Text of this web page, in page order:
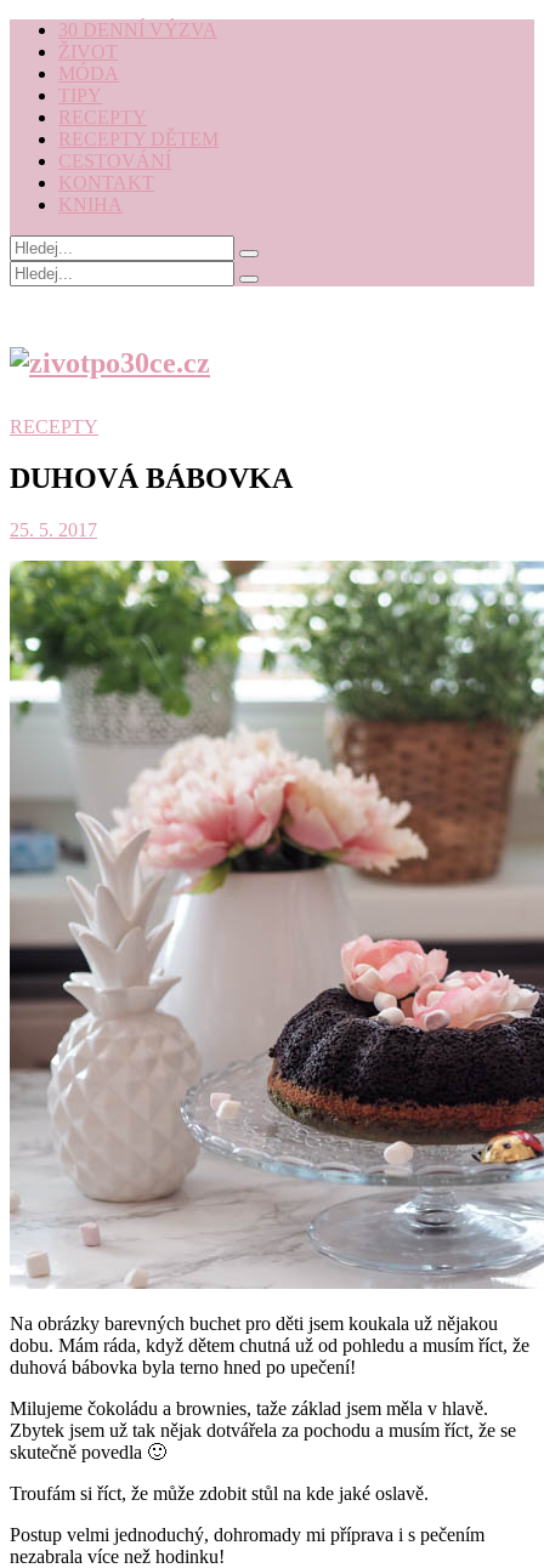
30 DENNÍ VÝZVA
ŽIVOT
MÓDA
TIPY
RECEPTY
RECEPTY DĚTEM
CESTOVÁNÍ
KONTAKT
KNIHA
RECEPTY
DUHOVÁ BÁBOVKA
25. 5. 2017
Na obrázky barevných buchet pro děti jsem koukala už nějakou
dobu. Mám ráda, když dětem chutná už od pohledu a musím říct, že
duhová bábovka byla terno hned po upečení!
Milujeme čokoládu a brownies, taže základ jsem měla v hlavě.
Zbytek jsem už tak nějak dotvářela za pochodu a musím říct, že se
skutečně povedla 🙂
Troufám si říct, že může zdobit stůl na kde jaké oslavě.
Postup velmi jednoduchý, dohromady mi příprava i s pečením
nezabrala více než hodinku!